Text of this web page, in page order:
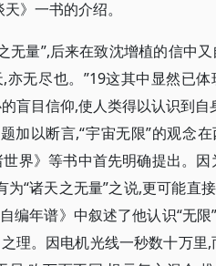
》一书的介绍。
无量”,后来在致沈增植的信中
无尽也。”19这其中显然已体
目信仰,使人类得以认识到自
加以断言,“宇宙无限”的观念
界》等书中首先明确提出。
“诸天之无量”之说,更可能直
编年谱》中叙述了他认识“无
理。因电机光线一秒数十万里